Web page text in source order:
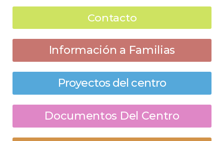
Contacto
Información a Familias
Proyectos del centro
Documentos Del Centro